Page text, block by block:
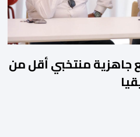
جاهزية منتخبي أقل من